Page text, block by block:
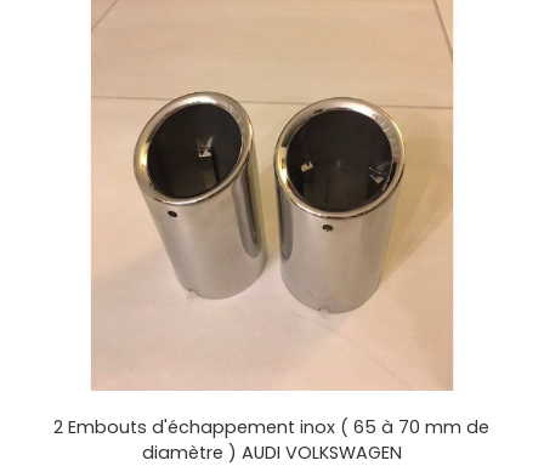
2 Embouts d'échappement inox ( 65 à 70 mm de
diamètre ) AUDI VOLKSWAGEN